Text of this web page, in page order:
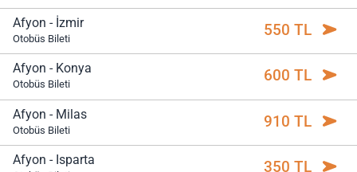
Afyon - İzmir
Otobüs Bileti 550 TL
Afyon - Konya
Otobüs Bileti 600 TL
Afyon - Milas
Otobüs Bileti 910 TL
Afyon - Isparta 350 TL